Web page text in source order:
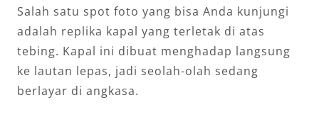
Salah satu spot foto yang bisa Anda kunjungi
adalah replika kapal yang terletak di atas
tebing. Kapal ini dibuat menghadap langsung
ke lautan lepas, jadi seolah-olah sedang
berlayar di angkasa.